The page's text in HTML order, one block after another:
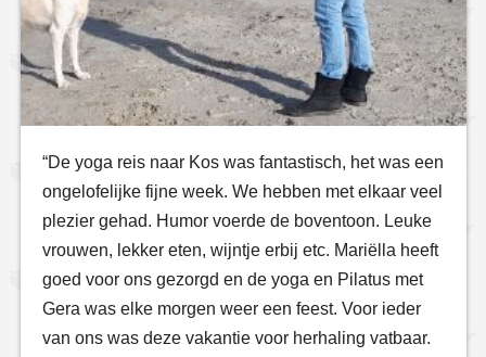
“De yoga reis naar Kos was fantastisch, het was een
ongelofelijke fijne week. We hebben met elkaar veel
plezier gehad. Humor voerde de boventoon. Leuke
vrouwen, lekker eten, wijntje erbij etc. Mariëlla heeft
goed voor ons gezorgd en de yoga en Pilatus met
Gera was elke morgen weer een feest. Voor ieder
van ons was deze vakantie voor herhaling vatbaar.